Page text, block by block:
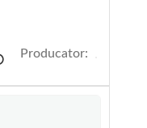
Producator: